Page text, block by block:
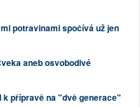
potravinami spočívá už jen
aneb osvobodivé
přípravě na "dvě generace"